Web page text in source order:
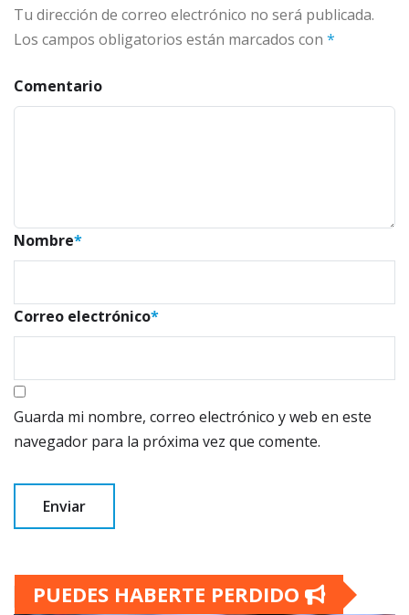
Tu dirección de correo electrónico no será publicada.
Los campos obligatorios están marcados con *
Comentario
Nombre*
Correo electrónico*
Guarda mi nombre, correo electrónico y web en este
navegador para la próxima vez que comente.
PUEDES HABERTE PERDIDO